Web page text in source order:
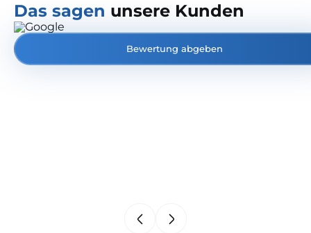
Das sagen unsere Kunden
Bewertung abgeben